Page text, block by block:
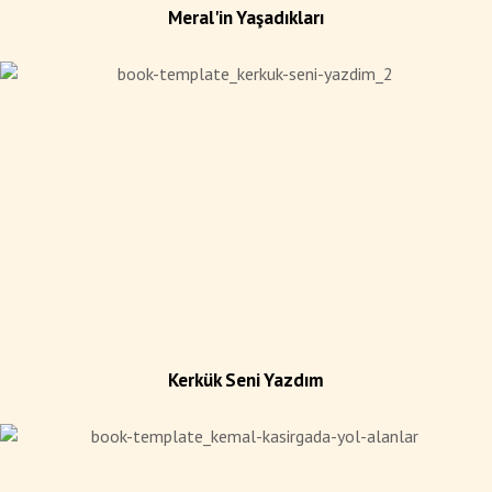
Meral'in Yaşadıkları
Kerkük Seni Yazdım